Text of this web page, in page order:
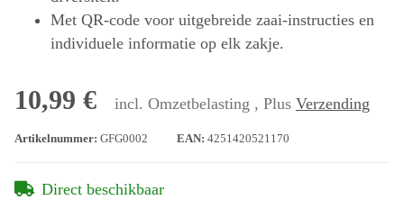
Met QR-code voor uitgebreide zaai-instructies en
individuele informatie op elk zakje.
10,99 € incl. Omzetbelasting , Plus Verzending
Artikelnummer: GFG0002 EAN: 4251420521170
Direct beschikbaar